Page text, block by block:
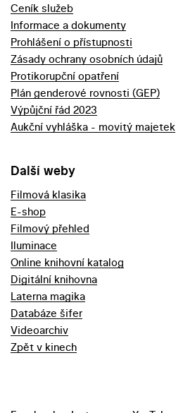
Ceník služeb
Informace a dokumenty
Prohlášení o přístupnosti
Zásady ochrany osobních údajů
Protikorupční opatření
Plán genderové rovnosti (GEP)
Výpůjční řád 2023
Aukční vyhláška - movitý majetek
Další weby
Filmová klasika
E-shop
Filmový přehled
Iluminace
Online knihovní katalog
Digitální knihovna
Laterna magika
Databáze šifer
Videoarchiv
Zpět v kinech